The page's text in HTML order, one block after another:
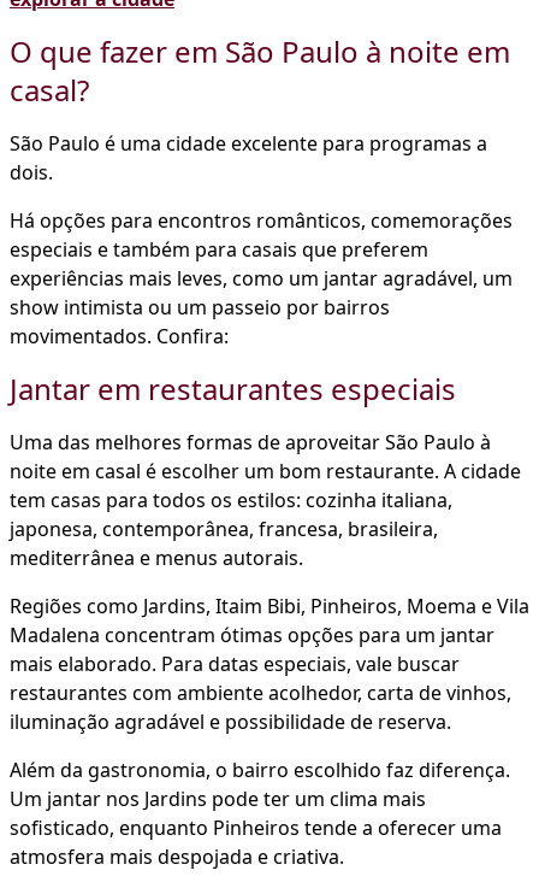
O que fazer em São Paulo à noite em
casal?
São Paulo é uma cidade excelente para programas a
dois.
Há opções para encontros românticos, comemorações
especiais e também para casais que preferem
experiências mais leves, como um jantar agradável, um
show intimista ou um passeio por bairros
movimentados. Confira:
Jantar em restaurantes especiais
Uma das melhores formas de aproveitar São Paulo à
noite em casal é escolher um bom restaurante. A cidade
tem casas para todos os estilos: cozinha italiana,
japonesa, contemporânea, francesa, brasileira,
mediterrânea e menus autorais.
Regiões como Jardins, Itaim Bibi, Pinheiros, Moema e Vila
Madalena concentram ótimas opções para um jantar
mais elaborado. Para datas especiais, vale buscar
restaurantes com ambiente acolhedor, carta de vinhos,
iluminação agradável e possibilidade de reserva.
Além da gastronomia, o bairro escolhido faz diferença.
Um jantar nos Jardins pode ter um clima mais
sofisticado, enquanto Pinheiros tende a oferecer uma
atmosfera mais despojada e criativa.